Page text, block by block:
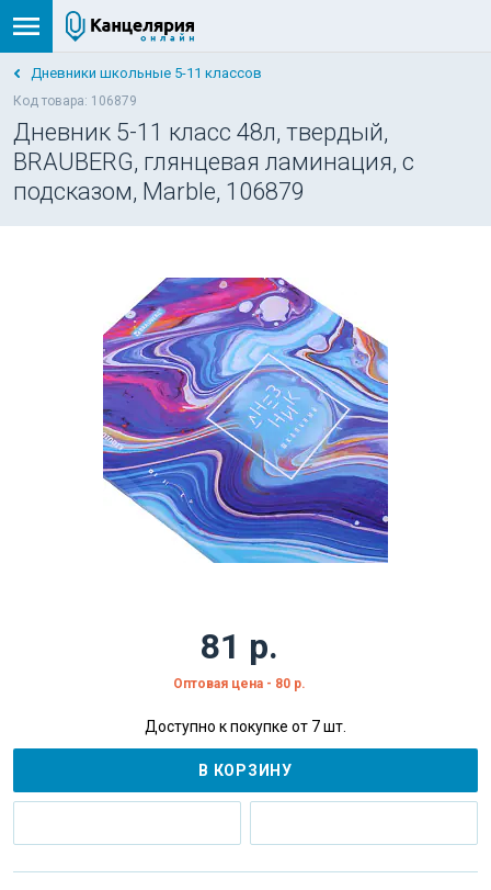
Дневники школьные 5-11 классов
Код товара: 106879
Дневник 5-11 класс 48л, твердый,
BRAUBERG, глянцевая ламинация, с
подсказом, Marble, 106879
81 р.
Оптовая цена - 80 р.
Доступно к покупке от 7 шт.
В КОРЗИНУ